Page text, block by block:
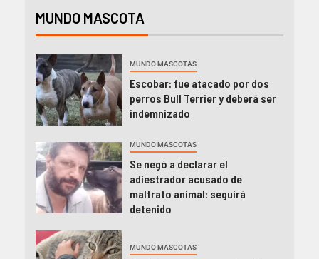
MUNDO MASCOTA
MUNDO MASCOTAS
Escobar: fue atacado por dos
perros Bull Terrier y deberá ser
indemnizado
MUNDO MASCOTAS
Se negó a declarar el
adiestrador acusado de
maltrato animal: seguirá
detenido
MUNDO MASCOTAS